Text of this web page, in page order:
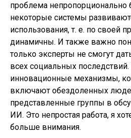
проблема непропорционально
некоторые системы
использования, т. е. по своей
динамичны. И также важно
только эксперты не смогут
всех социальных
инновационные механизмы,
включают обездоленных
представленные группы в
ИИ. Это непростая работа, я
больше внимания.